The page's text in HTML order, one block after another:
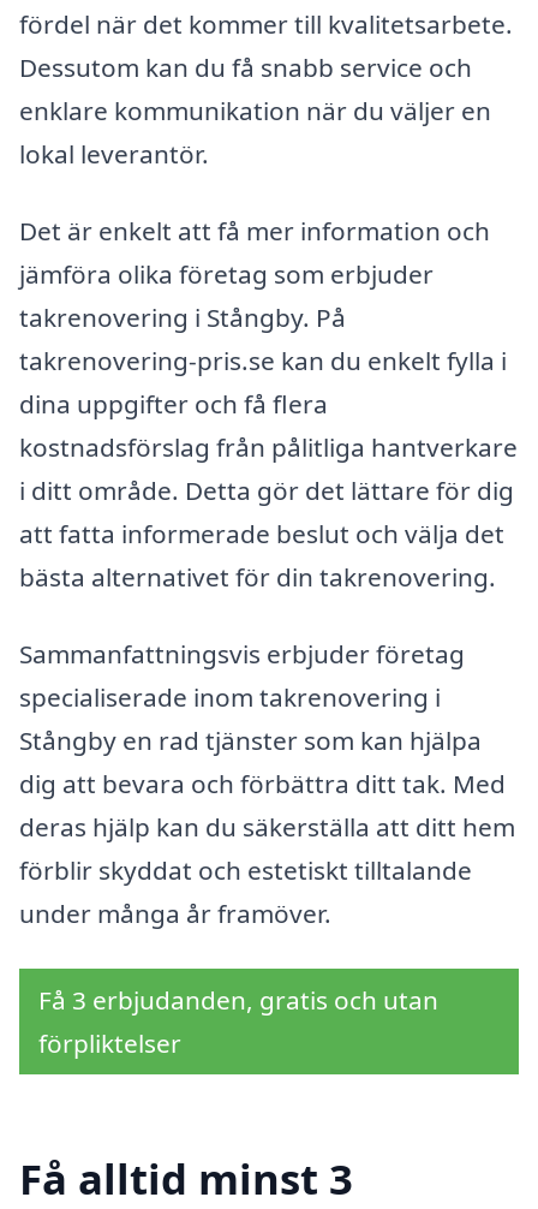
fördel när det kommer till kvalitetsarbete.
Dessutom kan du få snabb service och
enklare kommunikation när du väljer en
lokal leverantör.
Det är enkelt att få mer information och
jämföra olika företag som erbjuder
takrenovering i Stångby. På
takrenovering-pris.se kan du enkelt fylla i
dina uppgifter och få flera
kostnadsförslag från pålitliga hantverkare
i ditt område. Detta gör det lättare för dig
att fatta informerade beslut och välja det
bästa alternativet för din takrenovering.
Sammanfattningsvis erbjuder företag
specialiserade inom takrenovering i
Stångby en rad tjänster som kan hjälpa
dig att bevara och förbättra ditt tak. Med
deras hjälp kan du säkerställa att ditt hem
förblir skyddat och estetiskt tilltalande
under många år framöver.
Få 3 erbjudanden, gratis och utan
förpliktelser
Få alltid minst 3